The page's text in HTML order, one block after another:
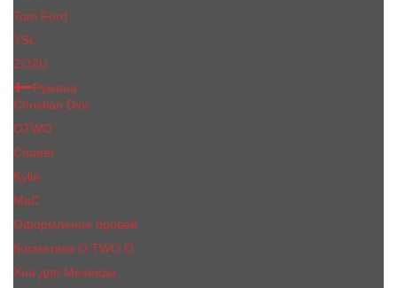
Tom Ford
YSL
ZOZU
Румяна
Christian Dior
OTWO
Сhanеl
Kylie
MaC
Оформление бровей
Косметика O.TWO.O
Хна для Мехенди